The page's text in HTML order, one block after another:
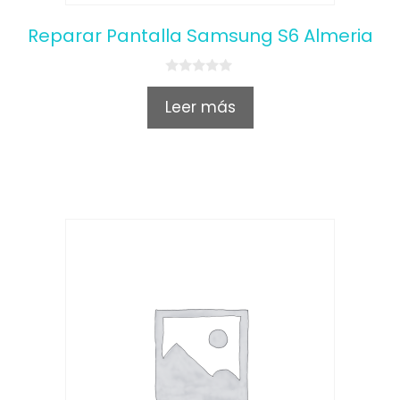
Reparar Pantalla Samsung S6 Almeria
0
u
Leer más